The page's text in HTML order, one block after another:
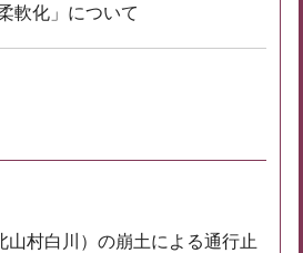
軟化」について
山村白川）の崩土による通行止